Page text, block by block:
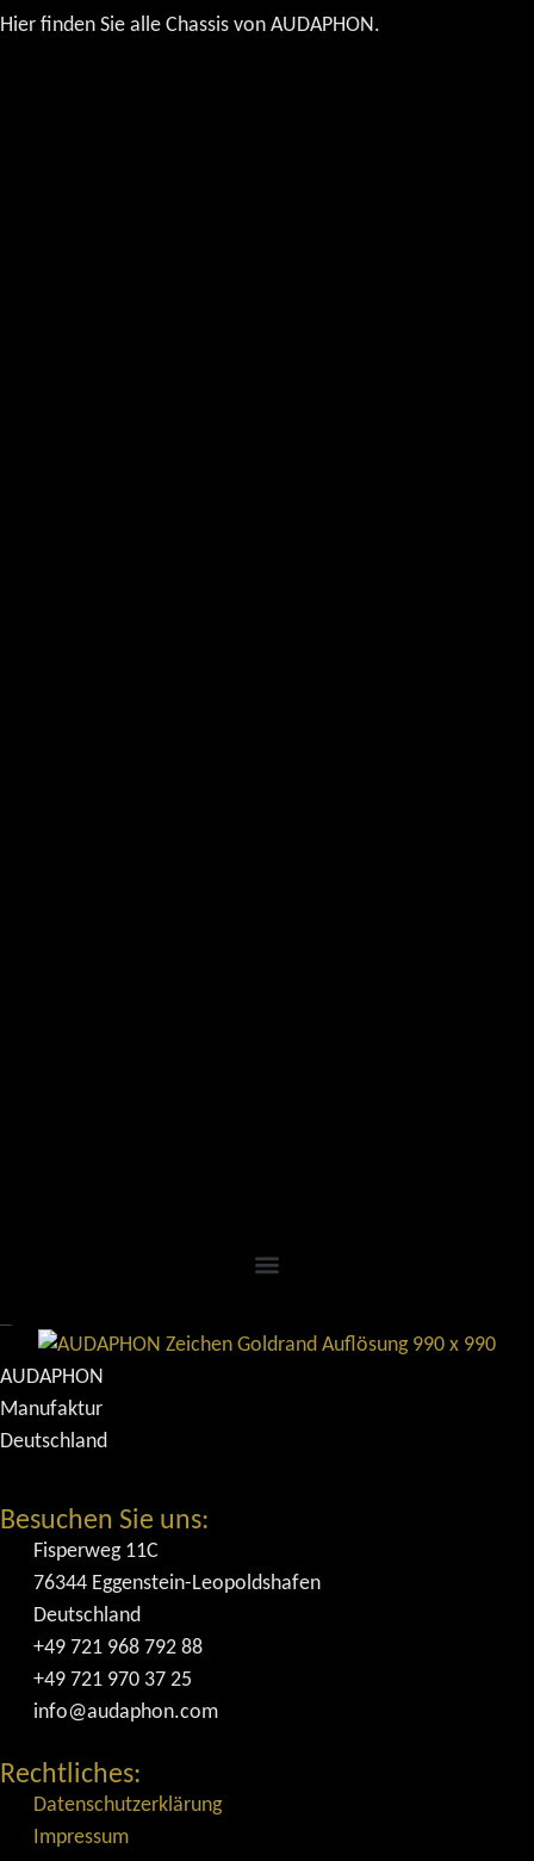
Hier finden Sie alle Chassis von AUDAPHON.
AUDAPHON
Manufaktur
Deutschland
Besuchen Sie uns:
Fisperweg 11C
76344 Eggenstein-Leopoldshafen
Deutschland
+49 721 968 792 88
+49 721 970 37 25
info@audaphon.com
Rechtliches:
Datenschutzerklärung
Impressum